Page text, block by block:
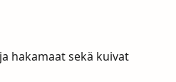
hakamaat sekä kuivat